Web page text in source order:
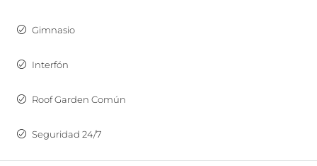
Gimnasio
Interfón
Roof Garden Común
Seguridad 24/7